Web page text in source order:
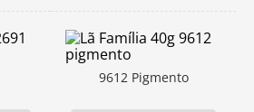
9612 Pigmento